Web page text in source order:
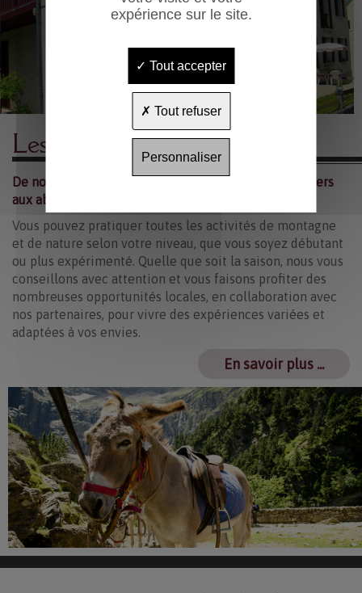
Les activités
De nombreuses activités de plein air été comme hivers
aux abords de notre hôtel.
Vous pouvez pratiquer toutes les activités de montagne
et de nature selon votre niveau, que vous soyez débutant
ou plus expérimenté. Quelle que soit la saison, nous vous
conseillons avec attention et vous faisons profiter des
nombreuses opportunités locales, en collaboration avec
nos partenaires, pour vivre des expériences variées et
adaptées à vos envies.
En savoir plus ...
expérience sur le site.
Tout accepter
Tout refuser
Personnaliser